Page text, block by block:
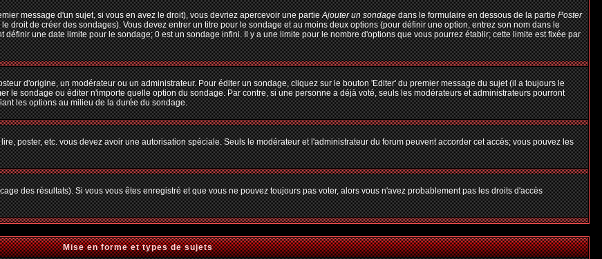
message d'un sujet, si vous en avez le droit), vous devriez apercevoir une partieAjouter un sondagedans le formulaire en dessous de la partiePoster
droit de créer des sondages). Vous devez entrer un titre pour le sondage et au moins deux options (pour définir une option, entrez son nom dans le
définir une date limite pour le sondage; 0 est un sondage infini. Il y a une limite pour le nombre d'options que vous pourrez établir; cette limite est fixée par
d'origine, un modérateur ou un administrateur. Pour éditer un sondage, cliquez sur le bouton 'Editer' du premier message du sujet (il a toujours le
le sondage ou éditer n'importe quelle option du sondage. Par contre, si une personne a déjà voté, seuls les modérateurs et administrateurs pourront
les options au milieu de la durée du sondage.
poster, etc. vous devez avoir une autorisation spéciale. Seuls le modérateur et l'administrateur du forum peuvent accorder cet accès; vous pouvez les
des résultats). Si vous vous êtes enregistré et que vous ne pouvez toujours pas voter, alors vous n'avez probablement pas les droits d'accès
Mise en forme et types de sujets